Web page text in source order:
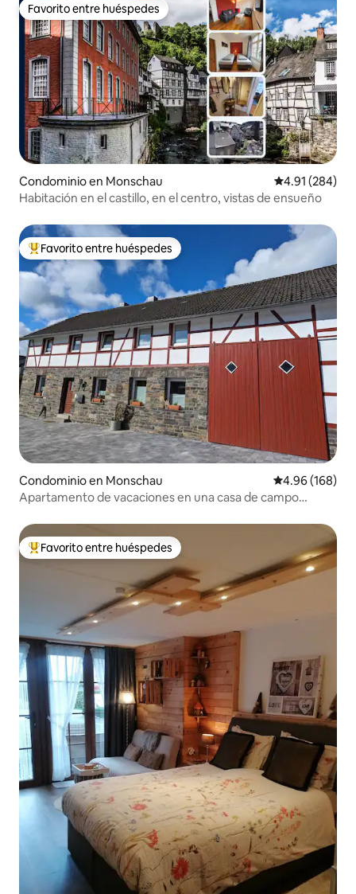
Favorito entre huéspedes
Favorito entre huéspedes
Condominio en Monschau Calificación
4.91 (284)
Habitación en el castillo, en el centro, vistas de ensueño
De los mejores en Favorito entre huéspedes
Favorito entre huéspedes
Condominio en Monschau Calificación
4.96 (168)
Apartamento de vacaciones en una casa de campo
De los mejores en Favorito entre huéspedes
Favorito entre huéspedes